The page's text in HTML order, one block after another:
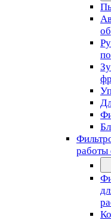
работы